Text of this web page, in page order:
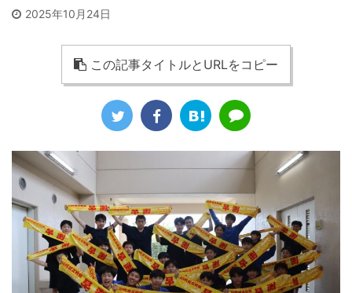
2025年10月24日
この記事タイトルとURLをコピー